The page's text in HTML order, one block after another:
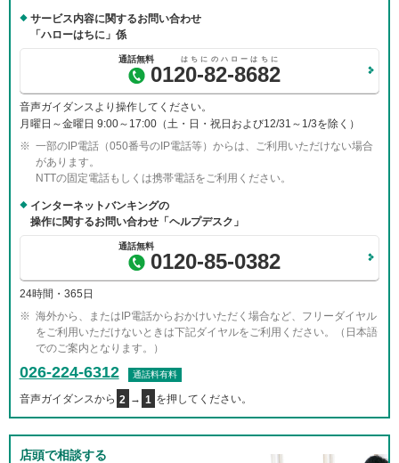
サービス内容に関するお問い合わせ
「ハローはちに」係
0120-82-8682
音声ガイダンスより操作してください。
月曜日～金曜日 9:00～17:00（土・日・祝日および12/31～1/3を除く）
一部のIP電話（050番号のIP電話等）からは、ご利用いただけない場合
があります。
NTTの固定電話もしくは携帯電話をご利用ください。
インターネットバンキングの
操作に関するお問い合わせ「ヘルプデスク」
0120-85-0382
24時間・365日
海外から、またはIP電話からおかけいただく場合など、フリーダイヤル
をご利用いただけないときは下記ダイヤルをご利用ください。（日本語
でのご案内となります。）
026-224-6312 通話料有料
音声ガイダンスから 2 → 1 を押してください。
店頭で相談する